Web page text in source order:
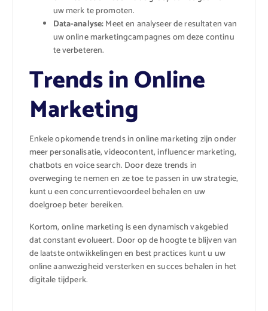
uw merk te promoten.
Data-analyse:Meet en analyseer de resultaten van
uw online marketingcampagnes om deze continu
te verbeteren.
Trends in Online
Marketing
Enkele opkomende trends in online marketing zijn onder
meer personalisatie, videocontent, influencer marketing,
chatbots en voice search. Door deze trends in
overweging te nemen en ze toe te passen in uw strategie,
kunt u een concurrentievoordeel behalen en uw
doelgroep beter bereiken.
Kortom, online marketing is een dynamisch vakgebied
dat constant evolueert. Door op de hoogte te blijven van
de laatste ontwikkelingen en best practices kunt u uw
online aanwezigheid versterken en succes behalen in het
digitale tijdperk.